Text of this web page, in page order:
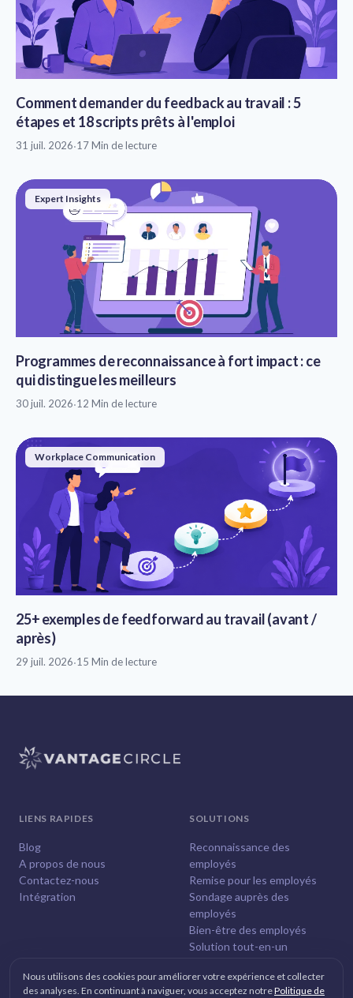
Comment demander du feedback au travail : 5
étapes et 18 scripts prêts à l'emploi
31 juil. 2026·17 Min de lecture
Expert Insights
Programmes de reconnaissance à fort impact : ce
qui distingue les meilleurs
30 juil. 2026·12 Min de lecture
Workplace Communication
25+ exemples de feedforward au travail (avant /
après)
29 juil. 2026·15 Min de lecture
LIENS RAPIDES
Blog
A propos de nous
Contactez-nous
Intégration
SOLUTIONS
Reconnaissance des
employés
Remise pour les employés
Sondage auprès des
employés
Bien-être des employés
Solution tout-en-un
Nous utilisons des cookies pour améliorer votre expérience et collecter
des analyses. En continuant à naviguer, vous acceptez notrePolitique de